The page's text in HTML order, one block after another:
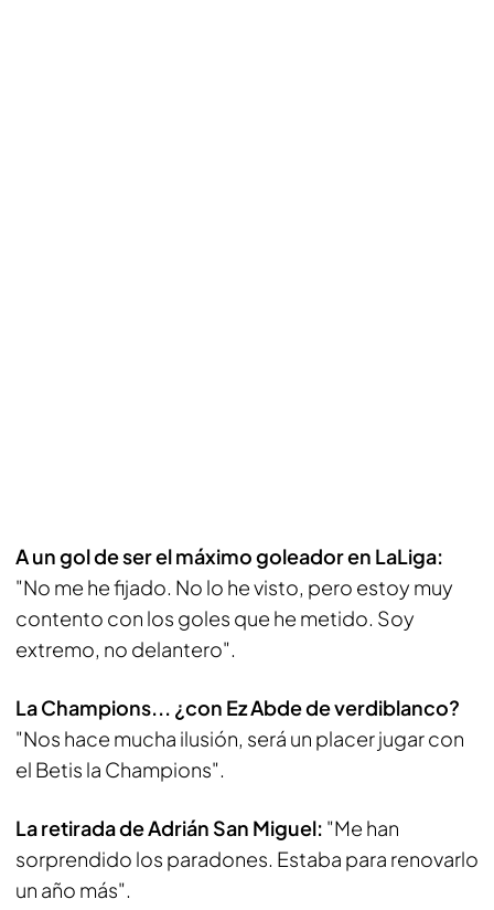
A un gol de ser el máximo goleador en LaLiga:
"No me he fijado. No lo he visto, pero estoy muy
contento con los goles que he metido. Soy
extremo, no delantero".
La Champions... ¿con Ez Abde de verdiblanco?
"Nos hace mucha ilusión, será un placer jugar con
el Betis la Champions".
La retirada de Adrián San Miguel: "Me han
sorprendido los paradones. Estaba para renovarlo
un año más".